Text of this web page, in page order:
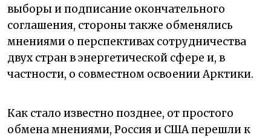
выборы и подписание окончательного
соглашения, стороны также обменялись
мнениями о перспективах сотрудничества
двух стран в энергетической сфере и, в
частности, о совместном освоении Арктики.
Как стало известно позднее, от простого
обмена мнениями, Россия и США перешли к